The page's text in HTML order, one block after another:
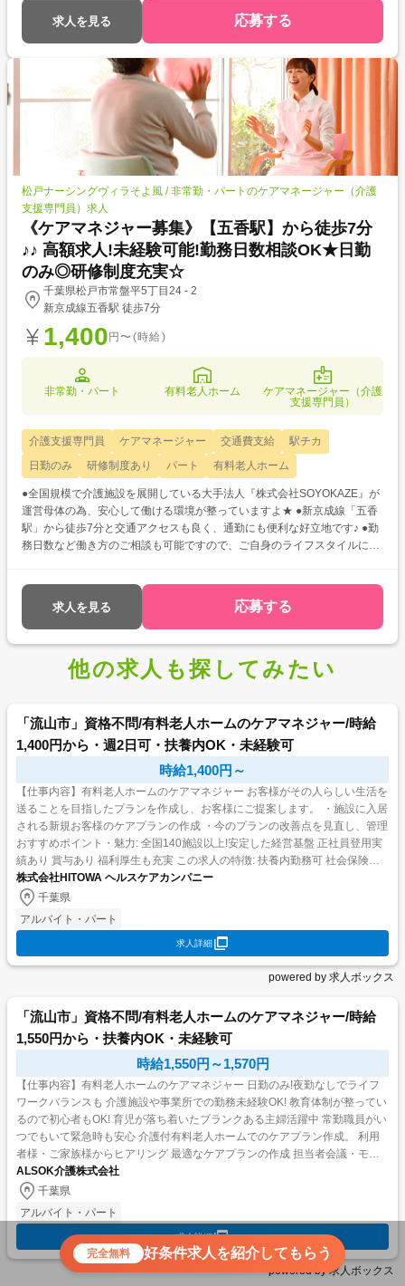
求人を見る 応募する
松戸ナーシングヴィラそよ風 / 非常勤・パートのケアマネージャー（介護
支援専門員）求人
《ケアマネジャー募集》【五香駅】から徒歩7分
♪♪ 高額求人!未経験可能!勤務日数相談OK★日勤
のみ◎研修制度充実☆
千葉県松戸市常盤平5丁目24 - 2
新京成線五香駅 徒歩7分
1,400 円〜(時給)
非常勤・パート 有料老人ホーム
ケアマネージャー（介護
支援専門員）
介護支援専門員 ケアマネージャー 交通費支給
駅チカ
日勤のみ
研修制度あり パート 有料老人ホーム
●全国規模で介護施設を展開している大手法人『株式会社SOYOKAZE』が
運営母体の為、安心して働ける環境が整っていますよ★ ●新京成線「五香
駅」から徒歩7分と交通アクセスも良く、通勤にも便利な好立地です♪ ●勤
務日数など働き方のご相談も可能ですので、ご自身のライフスタイルに合
求人を見る 応募する
他の求人も探してみたい
「流山市」資格不問/有料老人ホームのケアマネジャー/時給
1,400円から・週2日可・扶養内OK・未経験可
時給1,400円～
【仕事内容】有料老人ホームのケアマネジャー お客様がその人らしい生活を
送ることを目指したプランを作成し、お客様にご提案します。 ・施設に入居
される新規お客様のケアプランの作成 ・今のプランの改善点を見直し、管理
おすすめポイント・魅力: 全国140施設以上!安定した経営基盤 正社員登用実
績あり 賞与あり 福利厚生も充実 この求人の特徴: 扶養内勤務可 社会保険完
備 賞与あり 正社員登用 研修...
株式会社HITOWA ヘルスケアカンパニー
千葉県
アルバイト・パート
求人詳細
powered by 求人ボックス
「流山市」資格不問/有料老人ホームのケアマネジャー/時給
1,550円から・扶養内OK・未経験可
時給1,550円～1,570円
【仕事内容】有料老人ホームのケアマネジャー 日勤のみ!夜勤なしでライフ
ワークバランスも 介護施設や事業所での勤務未経験OK! 教育体制が整ってい
るので初心者もOK! 育児が落ち着いたブランクある主婦活躍中 常勤職員がい
つでもいて緊急時も安心 介護付有料老人ホームでのケアプラン作成。 利用
者様・ご家族様からヒアリング 最適なケアプランの作成 担当者会議・モニ
タリング実施...
ALSOK介護株式会社
千葉県
アルバイト・パート
求人詳細
powered by 求人ボックス
完全無料 好条件求人を紹介してもらう